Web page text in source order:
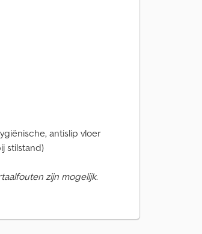
antislip vloer
stilstand)
zijn mogelijk.